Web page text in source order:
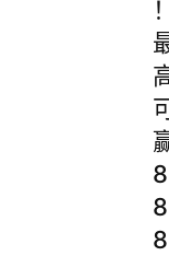
8
8
8